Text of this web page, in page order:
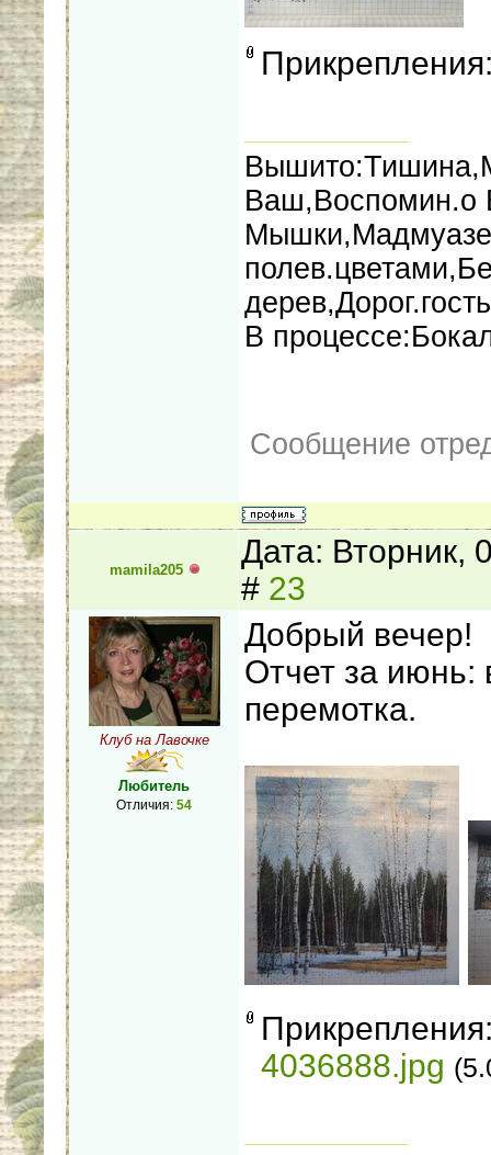
Ваш,Воспомин.о
дерев,Дорог.гость
В
Сообщение
mamila205
Дата: Вторник,
# 23
Клуб на Лавочке
Любитель
Отличия: 54
Добрый вечер!
Отчет за
перемотка.
4036888.jpg